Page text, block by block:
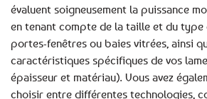
évaluent soigneusement la puissance
en tenant compte de la taille et du type
portes-fenêtres ou baies vitrées, ainsi
caractéristiques spécifiques de vos
épaisseur et matériau). Vous avez
choisir entre différentes technologies,